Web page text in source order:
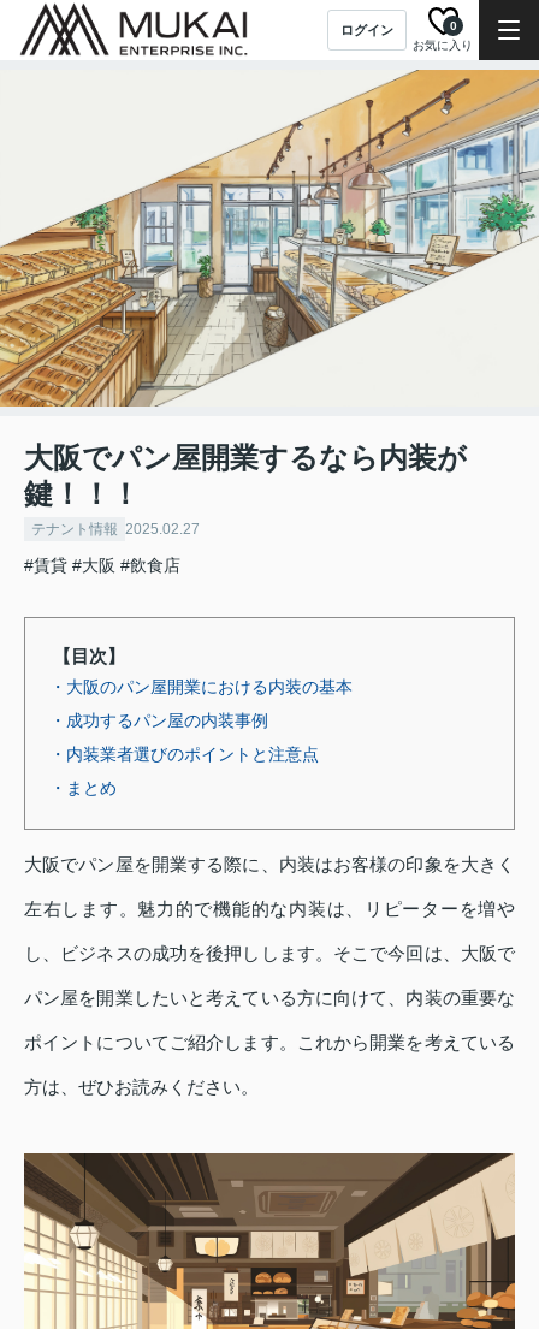
ログイン
お気に入り
0
大阪でパン屋開業するなら内装が
鍵！！！
テナント情報 2025.02.27
#賃貸 #大阪 #飲食店
【目次】
・大阪のパン屋開業における内装の基本
・成功するパン屋の内装事例
・内装業者選びのポイントと注意点
・まとめ
大阪でパン屋を開業する際に、内装はお客様の印象を大きく
左右します。魅力的で機能的な内装は、リピーターを増や
し、ビジネスの成功を後押しします。そこで今回は、大阪で
パン屋を開業したいと考えている方に向けて、内装の重要な
ポイントについてご紹介します。これから開業を考えている
方は、ぜひお読みください。